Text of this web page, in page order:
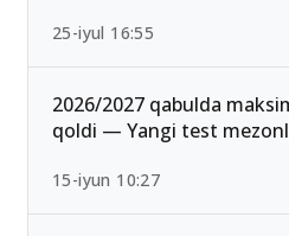
Ichki ishlar vazirligi
2026 rasman e’lon qilindi
25-iyul 16:55
2026/2027 qabulda
qoldi — Yangi test